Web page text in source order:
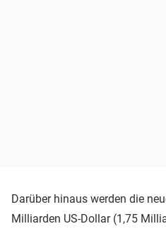
Darüber hinaus werden die
Milliarden US-Dollar (1,75